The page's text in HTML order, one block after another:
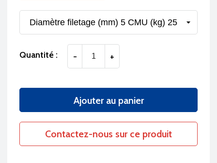
Quantité : - +
Ajouter au panier
Contactez-nous sur ce produit